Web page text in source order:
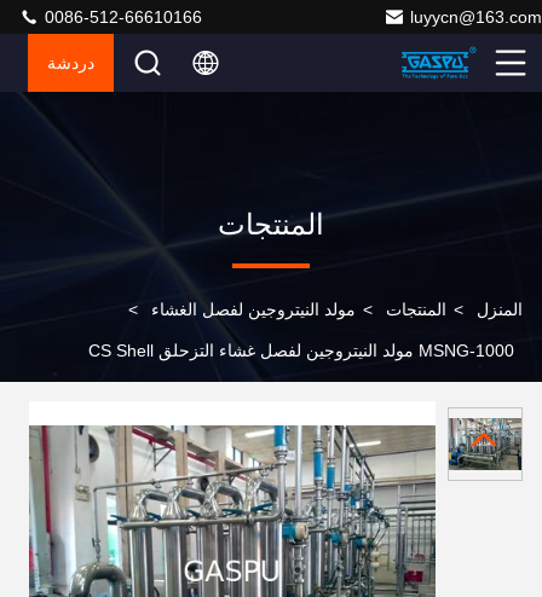
luyycn@163.com
0086-512-66610166
دردشة
المنتجات
المنزل > المنتجات > مولد النيتروجين لفصل الغشاء >
MSNG-1000 مولد النيتروجين لفصل غشاء التزحلق CS Shell